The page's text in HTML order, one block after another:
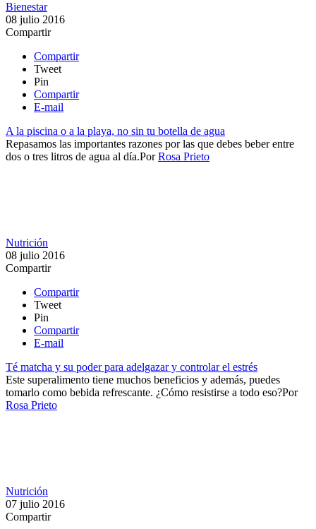
Bienestar
08 julio 2016
Compartir
Compartir
Tweet
Pin
Compartir
E-mail
A la piscina o a la playa, no sin tu botella de agua
​​Repasamos las importantes razones por las que debes beber entre
dos o tres litros de agua al día.​PorRosa Prieto
Nutrición
08 julio 2016
Compartir
Compartir
Tweet
Pin
Compartir
E-mail
Té matcha y su poder para adelgazar y controlar el estrés
Este superalimento tiene muchos beneficios y además, puedes
tomarlo como bebida refrescante. ¿Cómo resistirse a todo eso?​Por
Rosa Prieto
Nutrición
07 julio 2016
Compartir